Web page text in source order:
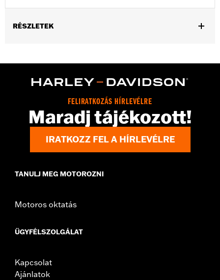
RÉSZLETEK
Material:Billet
1 year limited warranty – Go towww.h-
d.com/warrantyfor full details
FELIRATKOZÁS HÍRLEVÉLRE
Maradj tájékozott!
IRATKOZZ FEL A HÍRLEVÉLRE
TANULJ MEG MOTOROZNI
Motoros oktatás
ÜGYFÉLSZOLGÁLAT
Kapcsolat
Ajánlatok